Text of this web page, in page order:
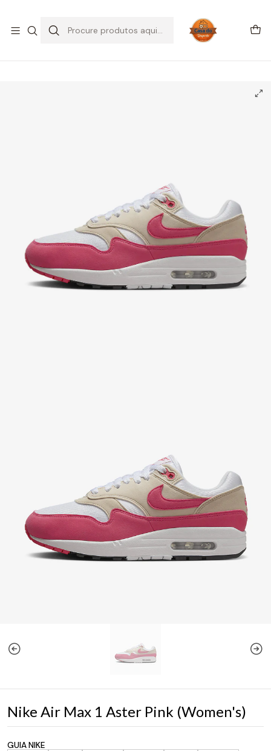
Início CALÇADO Outros
Air Max 1
Nike Air Max 1 Aster Pink (Women's)
Nike Air Max 1 Aster Pink (Women's)
GUIA NIKE